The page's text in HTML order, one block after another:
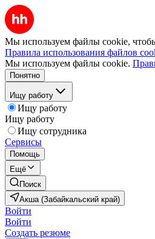
Мы используем файлы cookie, чтобы
Правила использования файлов
Мы используем файлы cookie.
Понятно
Ищу работу
Ищу работу
Ищу работу
Ищу сотрудника
Сервисы
Помощь
Ещё
Поиск
Акша (Забайкальский край)
Войти
Войти
Создать резюме